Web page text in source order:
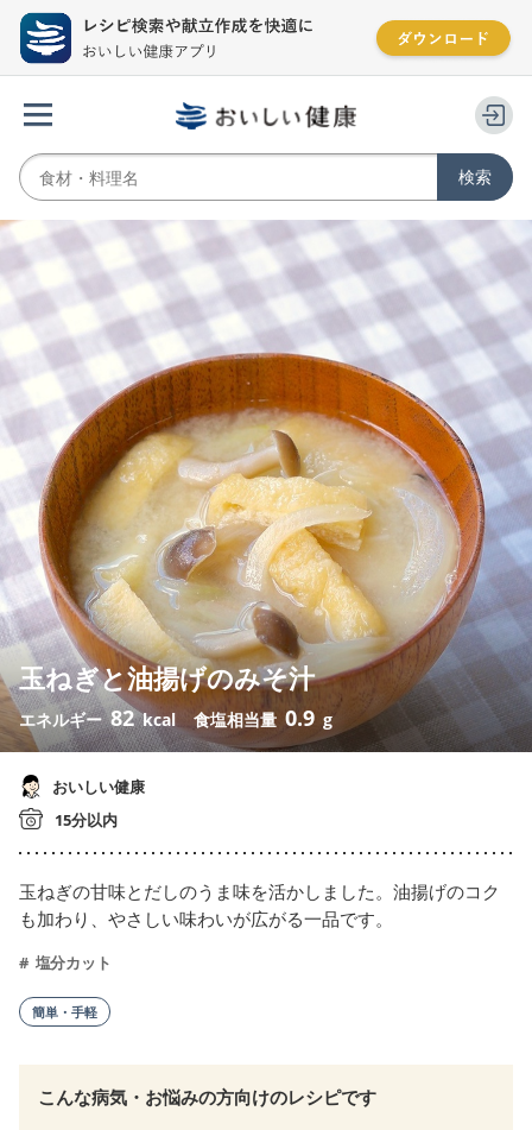
玉ねぎと油揚げのみそ汁
エネルギー82 kcal 食塩相当量 0.9 g
おいしい健康
15分以内
玉ねぎの甘味とだしのうま味を活かしました。油揚げのコク
も加わり、やさしい味わいが広がる一品です。
塩分カット
簡単・手軽
こんな病気・お悩みの方向けのレシピです